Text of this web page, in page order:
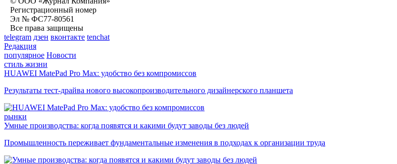
Регистрационный номер
Эл № ФС77-80561
Все права защищены
telegram дзен вконтакте tenchat
Редакция
популярное Новости
стиль жизни
HUAWEI MatePad Pro Max: удобство без компромиссов
Результаты тест-драйва нового высокопроизводительного дизайнерского планшета
рынки
Умные производства: когда появятся и какими будут заводы без людей
Промышленность переживает фундаментальные изменения в подходах к организации труда